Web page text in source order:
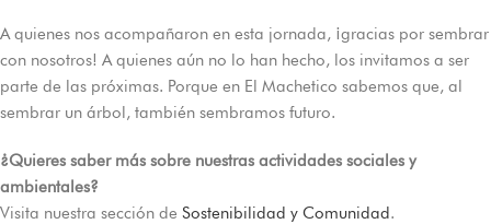
A quienes nos acompañaron en esta jornada, ¡gracias por sembrar
con nosotros! A quienes aún no lo han hecho, los invitamos a ser
parte de las próximas. Porque en El Machetico sabemos que, al
sembrar un árbol, también sembramos futuro.
¿Quieres saber más sobre nuestras actividades sociales y
ambientales?
Visita nuestra sección de Sostenibilidad y Comunidad.